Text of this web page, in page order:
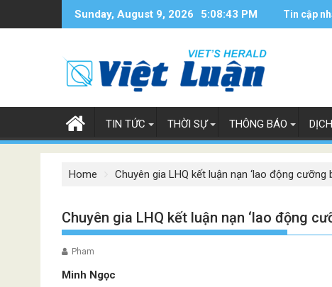
Sunday, August 9, 2026 5:08:44 PM Tin cập
TIN TỨC THỜI SỰ THÔNG BÁO
Home Chuyên gia LHQ kết luận nạn ‘lao động cưỡng
Chuyên gia LHQ kết luận nạn ‘lao động
Pham
Minh Ngọc